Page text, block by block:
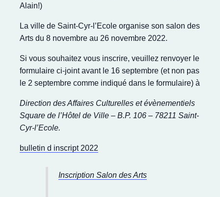
Alain!)
La ville de Saint-Cyr-l’Ecole organise son salon des
Arts du 8 novembre au 26 novembre 2022.
Si vous souhaitez vous inscrire, veuillez renvoyer le
formulaire ci-joint avant le 16 septembre (et non pas
le 2 septembre comme indiqué dans le formulaire) à
Direction des Affaires Culturelles et évènementiels
Square de l’Hôtel de Ville – B.P. 106 – 78211 Saint-
Cyr-l’Ecole.
bulletin d inscript 2022
Inscription Salon des Arts